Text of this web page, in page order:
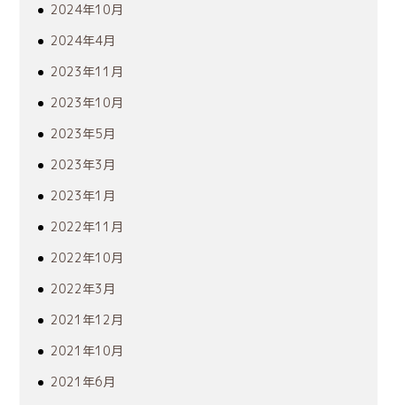
2024年10月
2024年4月
2023年11月
2023年10月
2023年5月
2023年3月
2023年1月
2022年11月
2022年10月
2022年3月
2021年12月
2021年10月
2021年6月